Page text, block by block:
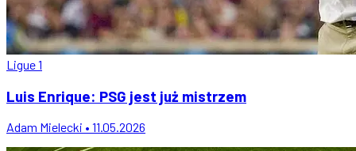
Ligue 1
Luis Enrique: PSG jest już mistrzem
Adam Mielecki • 11.05.2026